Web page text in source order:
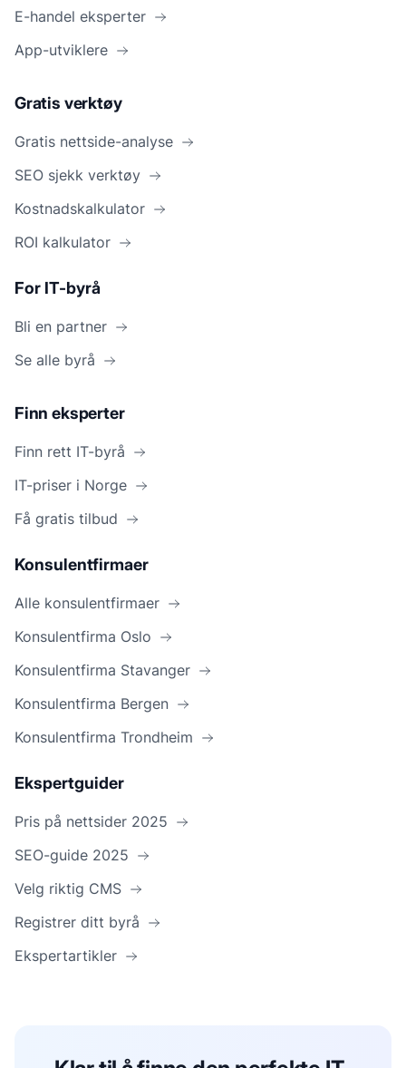
E-handel eksperter
App-utviklere
Gratis verktøy
Gratis nettside-analyse
SEO sjekk verktøy
Kostnadskalkulator
ROI kalkulator
For IT-byrå
Bli en partner
Se alle byrå
Finn eksperter
Finn rett IT-byrå
IT-priser i Norge
Få gratis tilbud
Konsulentfirmaer
Alle konsulentfirmaer
Konsulentfirma Oslo
Konsulentfirma Stavanger
Konsulentfirma Bergen
Konsulentfirma Trondheim
Ekspertguider
Pris på nettsider 2025
SEO-guide 2025
Velg riktig CMS
Registrer ditt byrå
Ekspertartikler